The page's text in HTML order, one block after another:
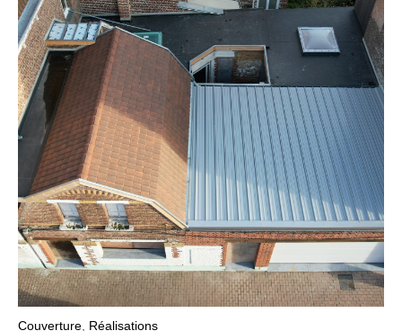
Couverture Réalisations